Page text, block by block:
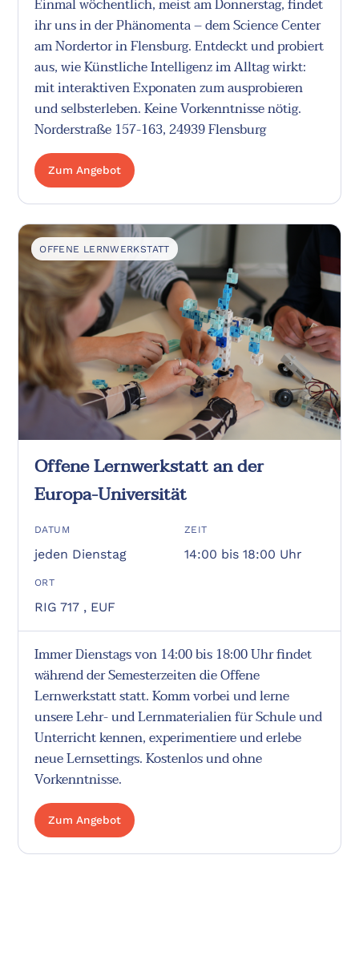
Einmal wöchentlich, meist am Donnerstag, findet
ihr uns in der Phänomenta – dem Science Center
am Nordertor in Flensburg. Entdeckt und probiert
aus, wie Künstliche Intelligenz im Alltag wirkt:
mit interaktiven Exponaten zum ausprobieren
und selbsterleben. Keine Vorkenntnisse nötig.
Norderstraße 157-163, 24939 Flensburg
Zum Angebot
OFFENE LERNWERKSTATT
Offene Lernwerkstatt an der
Europa-Universität
DATUM
jeden Dienstag
ZEIT
14:00 bis 18:00 Uhr
ORT
RIG 717 , EUF
Immer Dienstags von 14:00 bis 18:00 Uhr findet
während der Semesterzeiten die Offene
Lernwerkstatt statt. Komm vorbei und lerne
unsere Lehr- und Lernmaterialien für Schule und
Unterricht kennen, experimentiere und erlebe
neue Lernsettings. Kostenlos und ohne
Vorkenntnisse.
Zum Angebot